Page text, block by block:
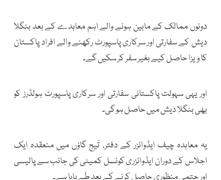
دونوں ممالک کے مابین ہونے والے اہم معاہدے کے بعد بنگلا
دیش کے سفارتی اور سرکاری پاسپورٹ رکھنے والے افراد پاکستان
کا ویزا حاصل کیے بغیر سفر کر سکیں گے۔
اور یہی سہولت پاکستانی سفارتی اور سرکاری پاسپورٹ ہولڈرز کو
بھی بنگلا دیش میں حاصل ہو گی۔
یہ معاہدہ چیف ایڈوائزر کے دفتر، تَیج گاؤں میں منعقدہ ایک
اجلاس کے دوران ایڈوائزری کونسل کمیٹی کی جانب سے پالیسی